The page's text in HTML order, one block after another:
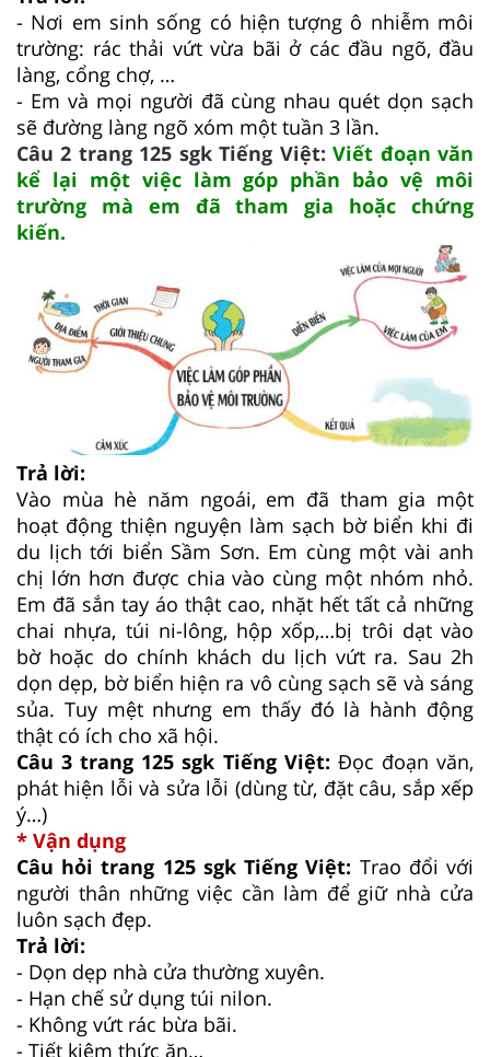
- Nơi em sinh sống có hiện tượng ô nhiễm môi
trường: rác thải vứt vừa bãi ở các đầu ngõ, đầu
làng, cổng chợ, …
- Em và mọi người đã cùng nhau quét dọn sạch
sẽ đường làng ngõ xóm một tuần 3 lần.
Câu 2 trang 125 sgk Tiếng Việt: Viết đoạn văn
kể lại một việc làm góp phần bảo vệ môi
trường mà em đã tham gia hoặc chứng
kiến.
Trả lời:
Vào mùa hè năm ngoái, em đã tham gia một
hoạt động thiện nguyện làm sạch bờ biển khi đi
du lịch tới biển Sầm Sơn. Em cùng một vài anh
chị lớn hơn được chia vào cùng một nhóm nhỏ.
Em đã sắn tay áo thật cao, nhặt hết tất cả những
chai nhựa, túi ni-lông, hộp xốp,…bị trôi dạt vào
bờ hoặc do chính khách du lịch vứt ra. Sau 2h
dọn dẹp, bờ biển hiện ra vô cùng sạch sẽ và sáng
sủa. Tuy mệt nhưng em thấy đó là hành động
thật có ích cho xã hội.
Câu 3 trang 125 sgk Tiếng Việt: Đọc đoạn văn,
phát hiện lỗi và sửa lỗi (dùng từ, đặt câu, sắp xếp
ý…)
* Vận dụng
Câu hỏi trang 125 sgk Tiếng Việt: Trao đổi với
người thân những việc cần làm để giữ nhà cửa
luôn sạch đẹp.
Trả lời:
- Dọn dẹp nhà cửa thường xuyên.
- Hạn chế sử dụng túi nilon.
- Không vứt rác bừa bãi.
- Tiết kiệm thức ăn…